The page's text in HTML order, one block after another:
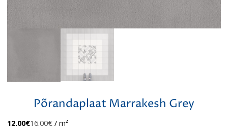
Põrandaplaat Marrakesh Grey
16.00€ Algne
12.00€
Praegune
/ m²